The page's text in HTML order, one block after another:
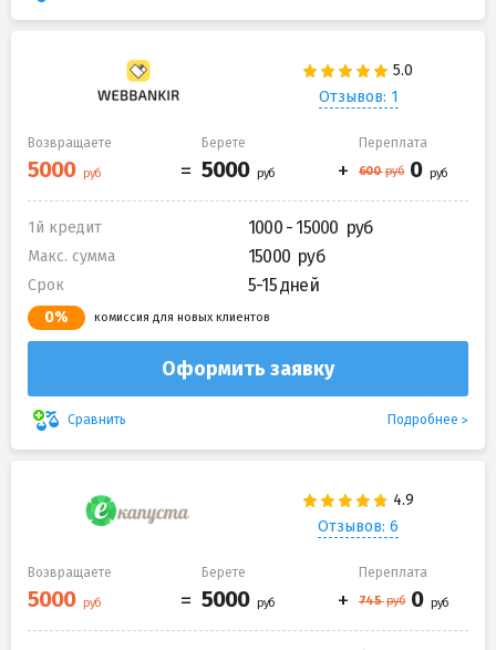
Отзывов: 1
Возвращаете Берете Переплата
1й кредит 1000 - 15000
Макс. сумма 15000
Срок 5-15 дней
0% комиссия для новых клиентов
Оформить заявку
Сравнить Подробнее
Отзывов: 6
Возвращаете Берете Переплата